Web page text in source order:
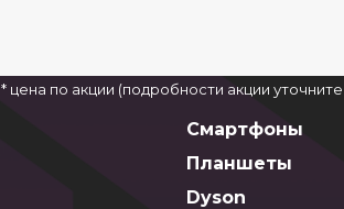
* цена по акции (подробности акции
Смартфоны
Планшеты
Dyson